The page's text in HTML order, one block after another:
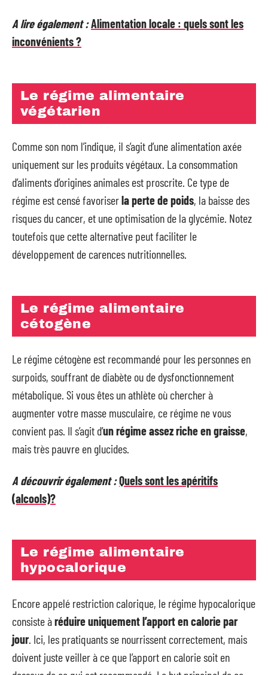
A lire également :Alimentation locale : quels sont les
inconvénients ?
Le régime alimentaire
végétarien
Comme son nom l’indique, il s’agit d’une alimentation axée
uniquement sur les produits végétaux. La consommation
d’aliments d’origines animales est proscrite. Ce type de
régime est censé favoriserla perte de poids, la baisse des
risques du cancer, et une optimisation de la glycémie. Notez
toutefois que cette alternative peut faciliter le
développement de carences nutritionnelles.
Le régime alimentaire
cétogène
Le régime cétogène est recommandé pour les personnes en
surpoids, souffrant de diabète ou de dysfonctionnement
métabolique. Si vous êtes un athlète où chercher à
augmenter votre masse musculaire, ce régime ne vous
convient pas. Il s’agit d’un régime assez riche en graisse,
mais très pauvre en glucides.
A découvrir également :Quels sont les apéritifs
(alcools)?
Le régime alimentaire
hypocalorique
Encore appelé restriction calorique, le régime hypocalorique
consiste àréduire uniquementl’apport en calorie par
jour. Ici, les pratiquants se nourrissent correctement, mais
doivent juste veiller à ce que l’apport en calorie soit en